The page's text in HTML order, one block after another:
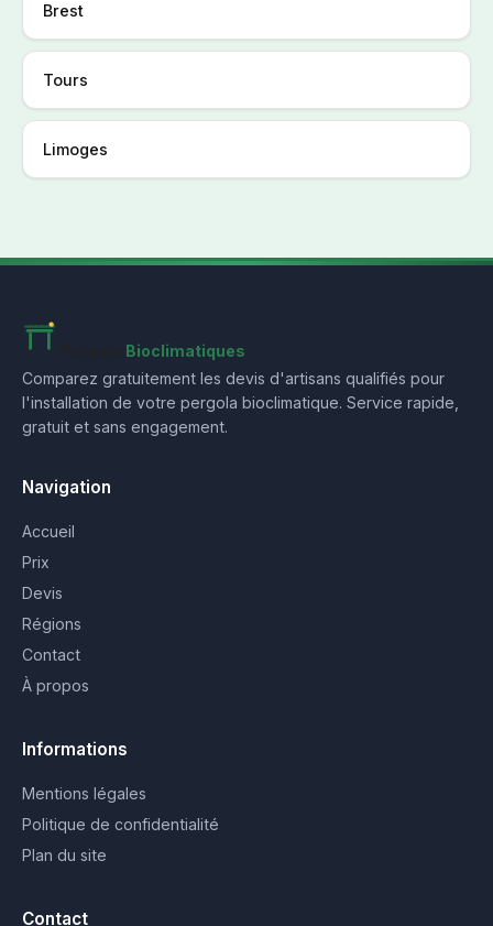
Brest
Tours
Limoges
Bioclimatiques
Comparez gratuitement les devis d'artisans qualifiés pour
l'installation de votre pergola bioclimatique. Service rapide,
gratuit et sans engagement.
Navigation
Accueil
Prix
Devis
Régions
Contact
À propos
Informations
Mentions légales
Politique de confidentialité
Plan du site
Contact